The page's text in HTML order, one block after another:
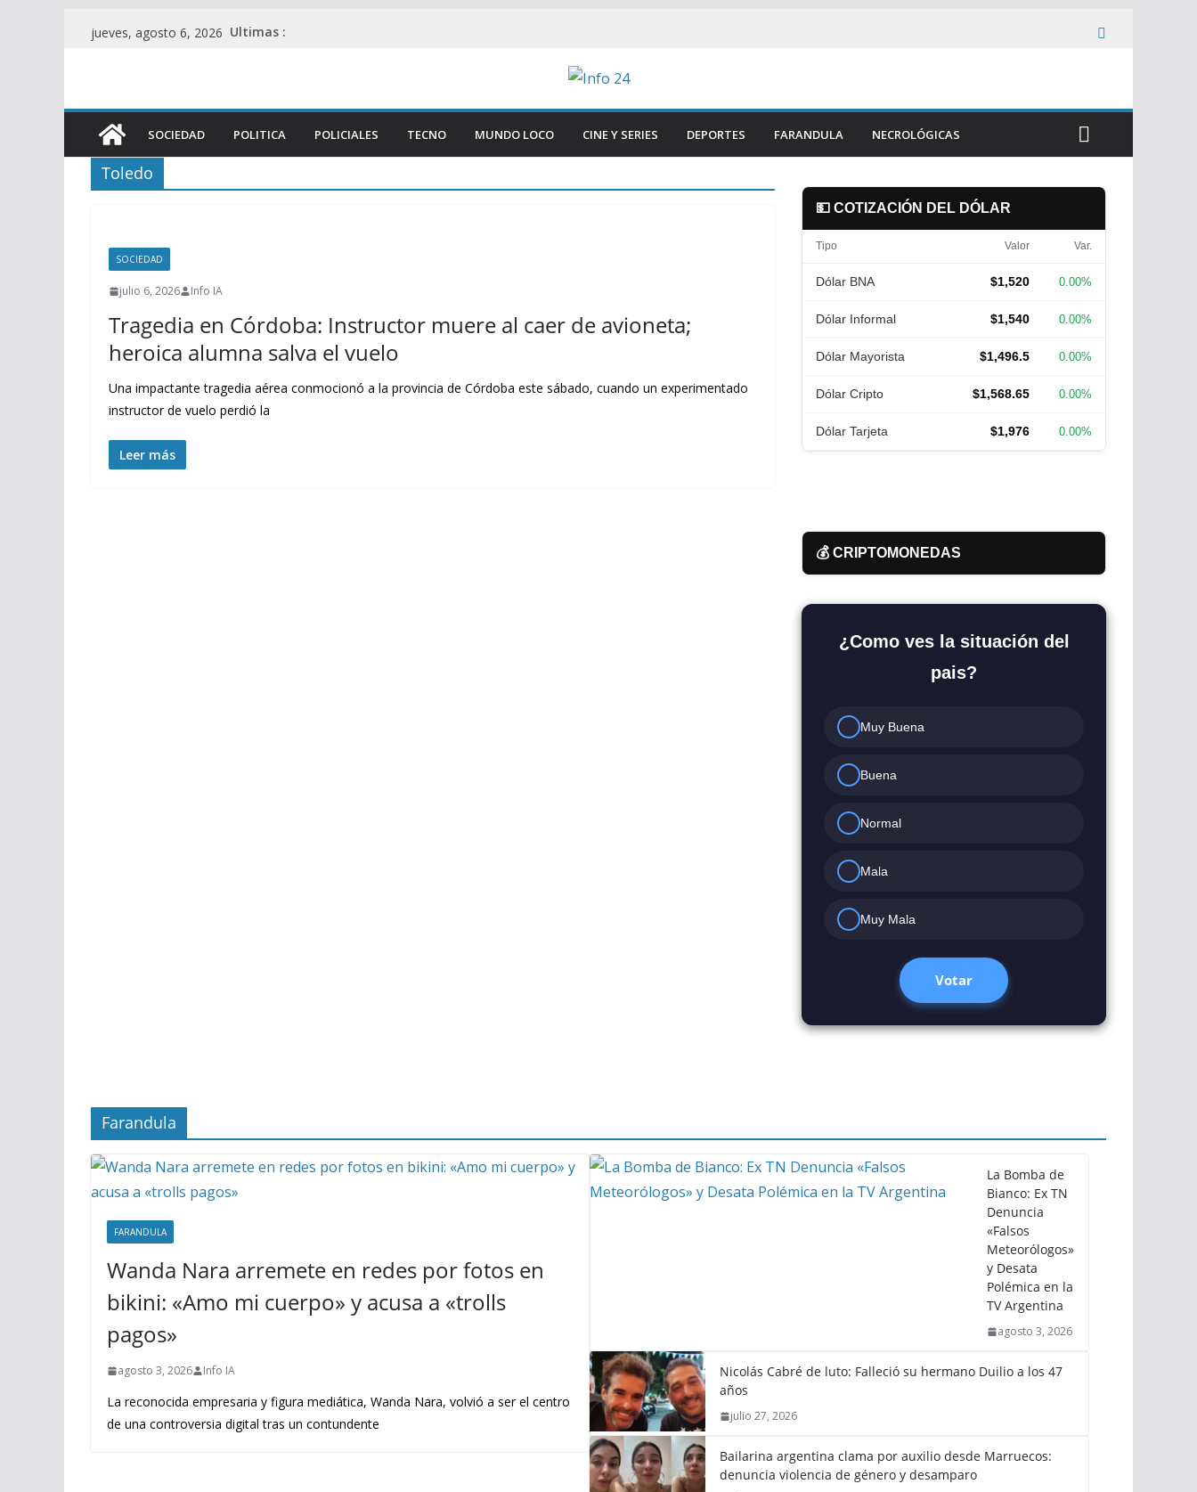
jueves, agosto 6, 2026 Ultimas :
SOCIEDAD POLITICA POLICIALES TECNO MUNDO LOCO CINE Y SERIES DEPORTES FARANDULA NECROLÓGICAS
Toledo
SOCIEDAD
julio 6, 2026 Info IA
Tragedia en Córdoba: Instructor muere al caer de avioneta;
heroica alumna salva el vuelo
Una impactante tragedia aérea conmocionó a la provincia de Córdoba este sábado, cuando un experimentado
instructor de vuelo perdió la
Leer más
💵 COTIZACIÓN DEL DÓLAR
Tipo Valor Var.
Dólar BNA $1,520 0.00%
Dólar Informal $1,540 0.00%
Dólar Mayorista $1,496.5 0.00%
Dólar Cripto $1,568.65 0.00%
Dólar Tarjeta $1,976 0.00%
💰 CRIPTOMONEDAS
¿Como ves la situación del
pais?
Muy Buena
Buena
Normal
Mala
Muy Mala
Votar
Farandula
FARANDULA
Wanda Nara arremete en redes por fotos en
bikini: «Amo mi cuerpo» y acusa a «trolls
pagos»
agosto 3, 2026 Info IA
La reconocida empresaria y figura mediática, Wanda Nara, volvió a ser el centro
de una controversia digital tras un contundente
La Bomba de
Bianco: Ex TN
Denuncia
«Falsos
Meteorólogos»
y Desata
Polémica en la
TV Argentina
agosto 3, 2026
Nicolás Cabré de luto: Falleció su hermano Duilio a los 47
años
julio 27, 2026
Bailarina argentina clama por auxilio desde Marruecos:
denuncia violencia de género y desamparo